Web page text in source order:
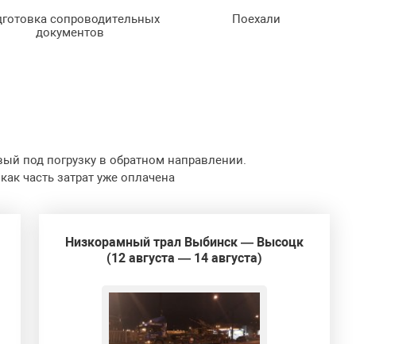
сопроводительных
документов
Поехали
под погрузку в обратном направлении.
часть затрат уже оплачена
Низкорамный трал Выбинск — Высоцк
(12 августа — 14 августа)